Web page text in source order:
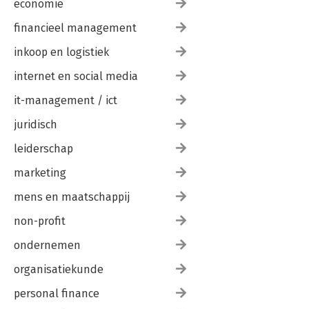
economie
financieel management
inkoop en logistiek
internet en social media
it-management / ict
juridisch
leiderschap
marketing
mens en maatschappij
non-profit
ondernemen
organisatiekunde
personal finance